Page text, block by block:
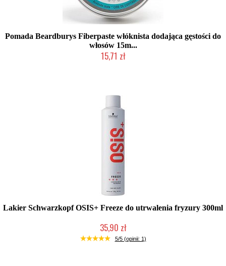
Pomada Beardburys Fiberpaste włóknista dodająca gęstości do
włosów 15m...
15,71 zł
Lakier Schwarzkopf OSIS+ Freeze do utrwalenia fryzury 300ml
35,90 zł
Duża ilość (wysyłka w 24h)
5/5 (opinii: 1)